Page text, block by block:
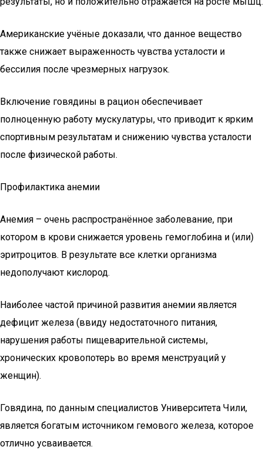
Американские учёные доказали, что данное вещество
также снижает выраженность чувства усталости и
бессилия после чрезмерных нагрузок.
Включение говядины в рацион обеспечивает
полноценную работу мускулатуры, что приводит к ярким
спортивным результатам и снижению чувства усталости
после физической работы.
Профилактика анемии
Анемия – очень распространённое заболевание, при
котором в крови снижается уровень гемоглобина и (или)
эритроцитов. В результате все клетки организма
недополучают кислород.
Наиболее частой причиной развития анемии является
дефицит железа (ввиду недостаточного питания,
нарушения работы пищеварительной системы,
хронических кровопотерь во время менструаций у
женщин).
Говядина, по данным специалистов Университета Чили,
является богатым источником гемового железа, которое
отлично усваивается.